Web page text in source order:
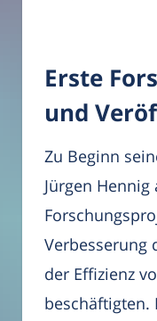
Erste
und
Zu Beginn
Jürgen
Verbesserung
der Effizienz
beschäftigten.